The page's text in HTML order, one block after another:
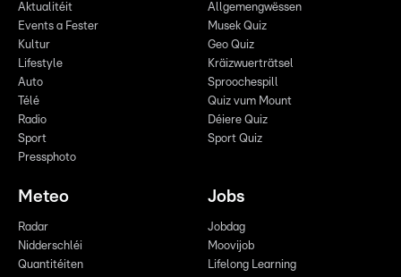
Aktualitéit
Events a Fester
Kultur
Lifestyle
Auto
Télé
Radio
Sport
Pressphoto
Allgemengwëssen
Musek Quiz
Geo Quiz
Kräizwuerträtsel
Sproochespill
Quiz vum Mount
Déiere Quiz
Sport Quiz
Meteo
Radar
Nidderschléi
Quantitéiten
Jobs
Jobdag
Moovijob
Lifelong Learning